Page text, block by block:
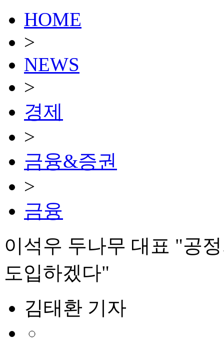
HOME
>
NEWS
>
경제
>
금융&증권
>
금융
이석우 두나무 대표 "공
도입하겠다"
김태환 기자